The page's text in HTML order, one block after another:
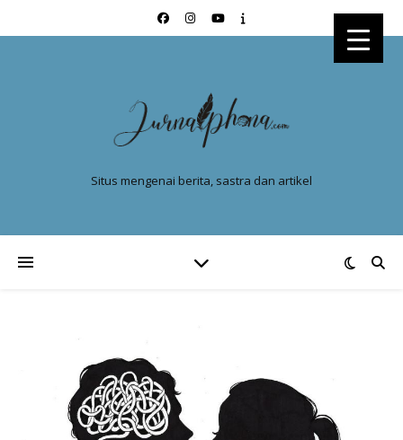
Situs mengenai berita, sastra dan artikel